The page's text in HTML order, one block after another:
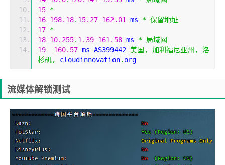
15 *
16 198.18. 15.27 162.01 ms * 保留地址
17 *
18 10.255. 1.39 161.58 ms * 局域网
19
160.57 ms AS399442 美国, 加利福尼亚州,
洛
杉矶,
cloudinnovation. org
流媒体解锁测试